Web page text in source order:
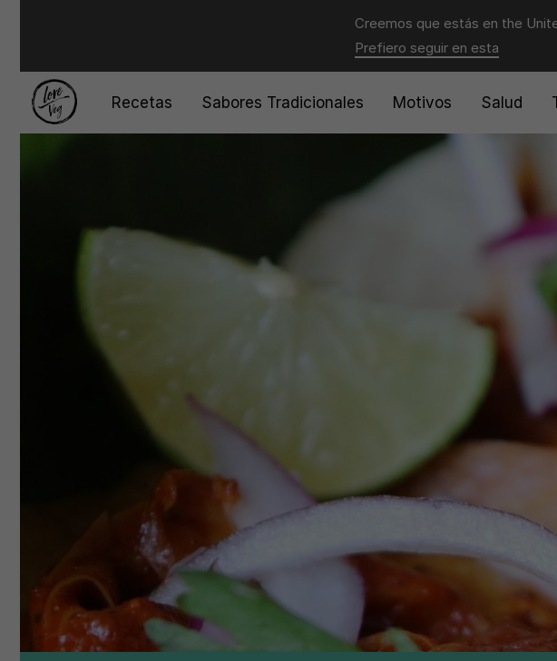
Creemos que estás en the
Prefiero seguir en esta
Recetas Sabores Tradicionales Motivos Salud